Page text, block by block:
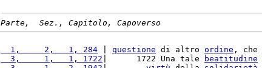
Parte,  Sez., Capitolo, Capoverso
  1,     2,   1, 284
questione di altro ordine , che
  3,     1,   1, 1722
|      1722 Una tale beatitudine